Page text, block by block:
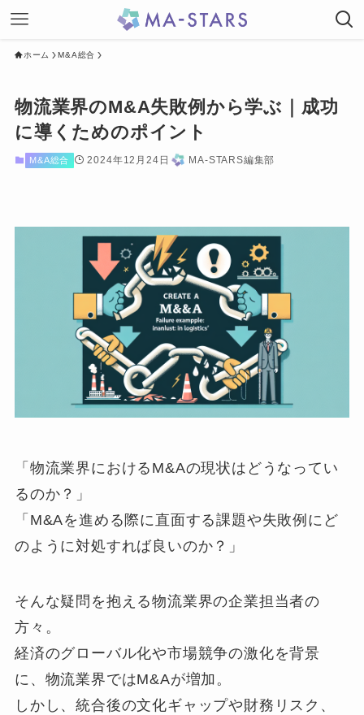
ホーム M&A総合
物流業界のM&A失敗例から学ぶ｜成功
に導くためのポイント
M&A総合 2024年12月24日 MA-STARS編集部
「物流業界におけるM&Aの現状はどうなってい
るのか？」
「M&Aを進める際に直面する課題や失敗例にど
のように対処すれば良いのか？」
そんな疑問を抱える物流業界の企業担当者の
方々。
経済のグローバル化や市場競争の激化を背景
に、物流業界ではM&Aが増加。
しかし、統合後の文化ギャップや財務リスク、